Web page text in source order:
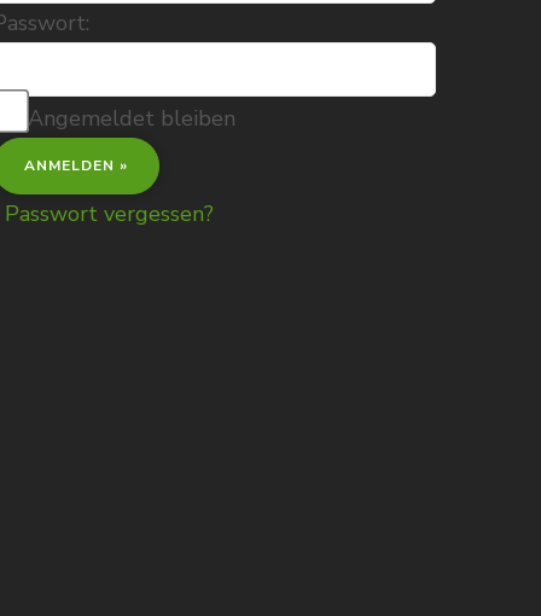
Angemeldet bleiben
Passwort vergessen?